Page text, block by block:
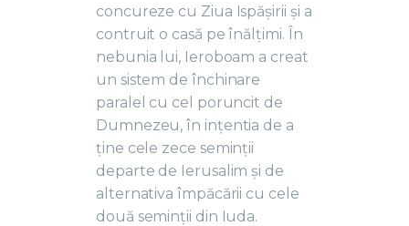
concureze cu Ziua Ispășirii și a
contruit o casă pe înălțimi. În
nebunia lui, Ieroboam a creat
un sistem de închinare
paralel cu cel poruncit de
Dumnezeu, în ințentia de a
ține cele zece seminții
departe de Ierusalim și de
alternativa împăcării cu cele
două seminții din Iuda.